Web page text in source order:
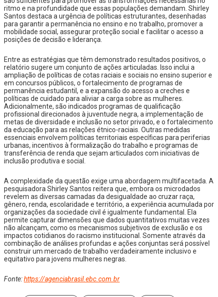
ritmo e na profundidade que essas populações demandam. Shirley
Santos destaca a urgência de políticas estruturantes, desenhadas
para garantir a permanência no ensino e no trabalho, promover a
mobilidade social, assegurar proteção social e facilitar o acesso a
posições de decisão e liderança.
Entre as estratégias que têm demonstrado resultados positivos, o
relatório sugere um conjunto de ações articuladas. Isso inclui a
ampliação de políticas de cotas raciais e sociais no ensino superior e
em concursos públicos, o fortalecimento de programas de
permanência estudantil, e a expansão do acesso a creches e
políticas de cuidado para aliviar a carga sobre as mulheres.
Adicionalmente, são indicados programas de qualificação
profissional direcionados à juventude negra, a implementação de
metas de diversidade e inclusão no setor privado, e o fortalecimento
da educação para as relações étnico-raciais. Outras medidas
essenciais envolvem políticas territoriais específicas para periferias
urbanas, incentivos à formalização do trabalho e programas de
transferência de renda que sejam articulados com iniciativas de
inclusão produtiva e social.
A complexidade da questão exige uma abordagem multifacetada. A
pesquisadora Shirley Santos reitera que, embora os microdados
revelem as diversas camadas da desigualdade ao cruzar raça,
gênero, renda, escolaridade e território, a experiência acumulada por
organizações da sociedade civil é igualmente fundamental. Ela
permite capturar dimensões que dados quantitativos muitas vezes
não alcançam, como os mecanismos subjetivos de exclusão e os
impactos cotidianos do racismo institucional. Somente através da
combinação de análises profundas e ações conjuntas será possível
construir um mercado de trabalho verdadeiramente inclusivo e
equitativo para jovens mulheres negras.
Fonte:https://agenciabrasil.ebc.com.br